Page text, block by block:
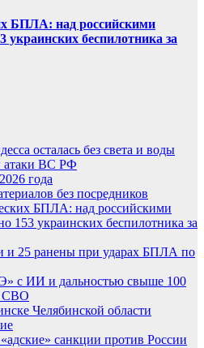
БПЛА: над российскими
украинских беспилотника за
осталась без света и воды
атаки ВС РФ
года
без посредников
БПЛА: над российскими
153 украинских беспилотника за
и 25 ранены при ударах БПЛА по
с ИИ и дальностью свыше 100
СВО
Челябинской области
санкции против России